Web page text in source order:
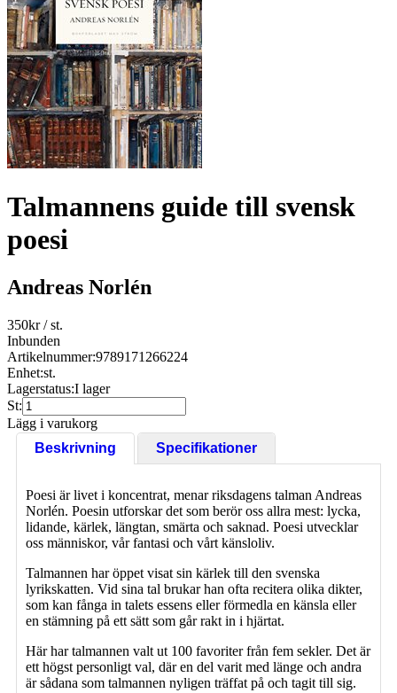
Talmannens guide till svensk
poesi
Andreas Norlén
350kr/ st.
Inbunden
Artikelnummer:9789171266224
Enhet:st.
Lagerstatus:I lager
St:
Lägg i varukorg
Beskrivning
Specifikationer
Poesi är livet i koncentrat, menar riksdagens talman Andreas
Norlén. Poesin utforskar det som berör oss allra mest: lycka,
lidande, kärlek, längtan, smärta och saknad. Poesi utvecklar
oss människor, vår fantasi och vårt känsloliv.
Talmannen har öppet visat sin kärlek till den svenska
lyrikskatten. Vid sina tal brukar han ofta recitera olika dikter,
som kan fånga in talets essens eller förmedla en känsla eller
en stämning på ett sätt som går rakt in i hjärtat.
Här har talmannen valt ut 100 favoriter från fem sekler. Det är
ett högst personligt val, där en del varit med länge och andra
är sådana som talmannen nyligen träffat på och tagit till sig.